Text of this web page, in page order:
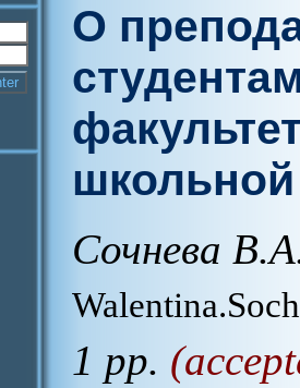
О
школьной
Сочнева
1 pp.